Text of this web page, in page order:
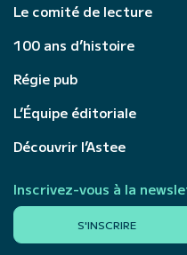
Le comité de lecture
100 ans d’histoire
Régie pub
L’Équipe éditoriale
Découvrir l’Astee
Inscrivez-vous à la
S'INSCRIRE